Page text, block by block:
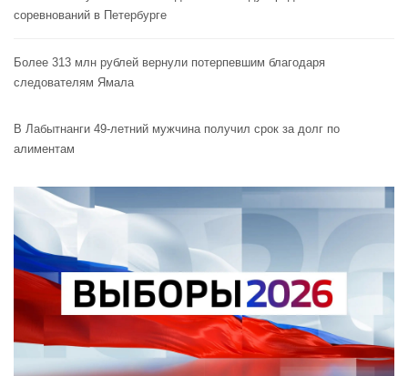
соревнований в Петербурге
Более 313 млн рублей вернули потерпевшим благодаря
следователям Ямала
В Лабытнанги 49-летний мужчина получил срок за долг по
алиментам